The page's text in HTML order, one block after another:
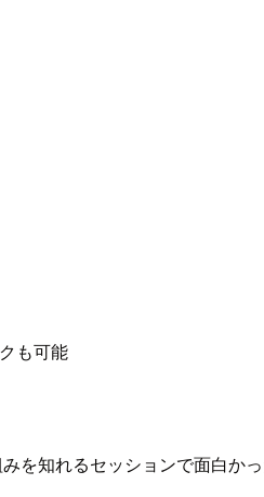
も可能
を知れるセッションで面白